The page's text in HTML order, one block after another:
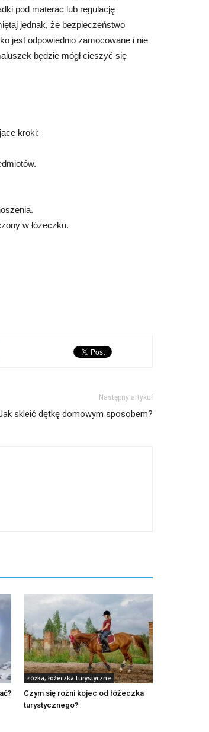
pod materac lub regulację
jednak, że bezpieczeństwo
jest odpowiednio zamocowane i nie
będzie mógł cieszyć się
kroki:
w łóżeczku.
Następny artykuł
skleić dętkę domowym sposobem?
Łóżka, łóżeczka turystyczne
Czym się rożni kojec od łóżeczka
turystycznego?